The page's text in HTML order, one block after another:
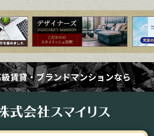
賃貸・ブランドマンションなら